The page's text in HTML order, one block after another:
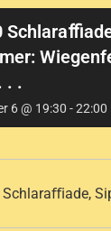
. .
6 @ 19:30 -22:00